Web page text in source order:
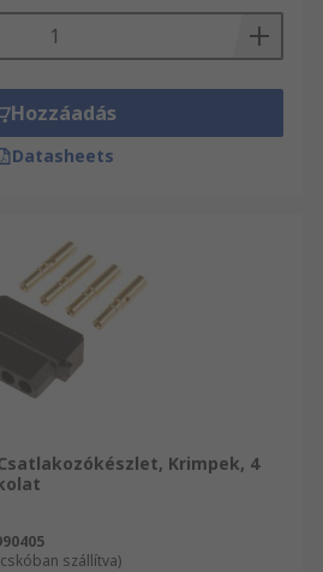
Hozzáadás
Datasheets
Krimpek, 4
szállítva)